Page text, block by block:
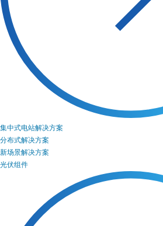
集中式电站解决方案
分布式解决方案
新场景解决方案
光伏组件